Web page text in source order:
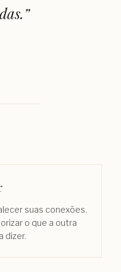
”
suas conexões.
o que a outra
dizer.